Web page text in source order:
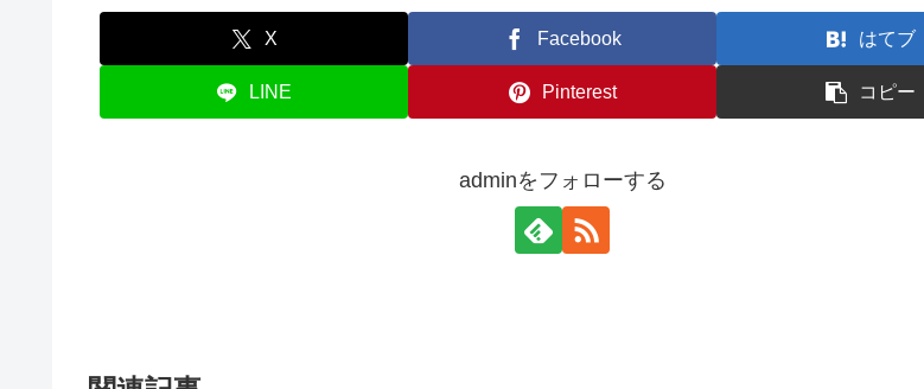
X Facebook はてブ
LINE Pinterest コピー
adminをフォローする